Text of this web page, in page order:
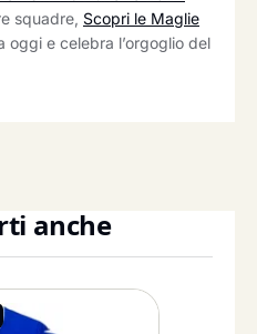
squadre, Scopri le Maglie
oggi e celebra l’orgoglio del
anche